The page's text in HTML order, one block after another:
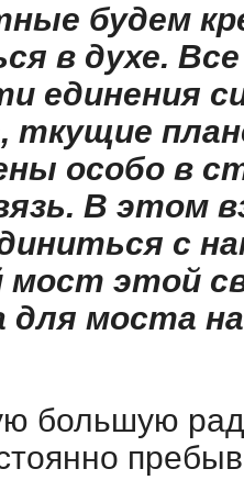
будем
в духе.
единения
ткущие
особо в
В этом
с
этой
для моста
большую